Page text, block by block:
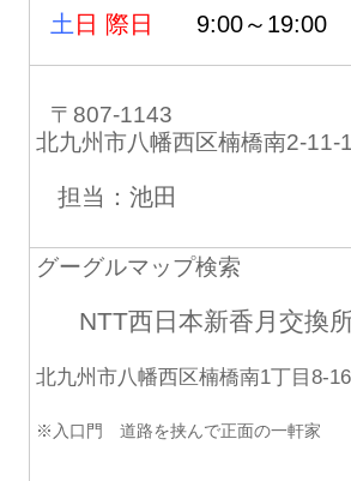
土 日 際日 9:00～19:00
〒807-1143
北九州市八幡西区楠橋南2-11-
担当：池田
グーグルマップ検索
NTT西日本新香月交換
北九州市八幡西区楠橋南1丁目8-16
※入口門 道路を挟んで正面の一軒家